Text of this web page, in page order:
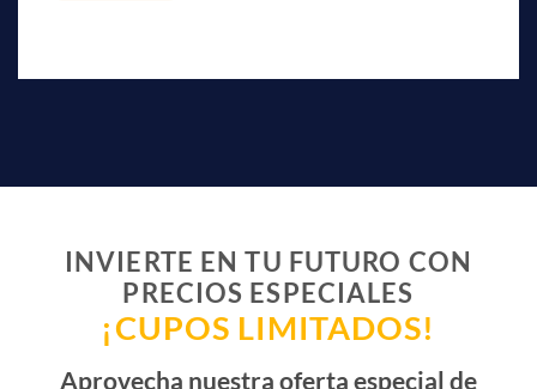
INVIERTE EN TU FUTURO CON
PRECIOS ESPECIALES
¡CUPOS LIMITADOS!
Aprovecha nuestra oferta especial de